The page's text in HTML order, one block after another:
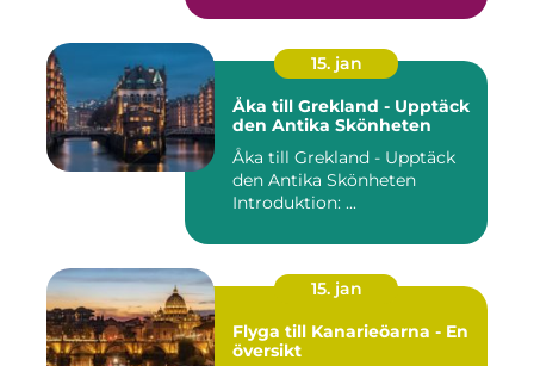
15. jan
Åka till Grekland - Upptäck
den Antika Skönheten
Åka till Grekland - Upptäck
den Antika Skönheten
Introduktion: ...
15. jan
Flyga till Kanarieöarna - En
översikt